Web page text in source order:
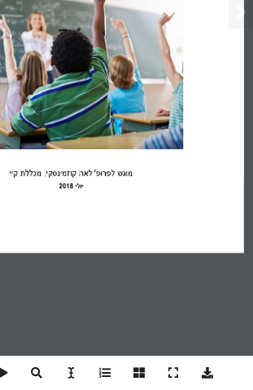
מוגש לפרופ' לאה קוזמינסקי, מכללת קיי
יולי 2018